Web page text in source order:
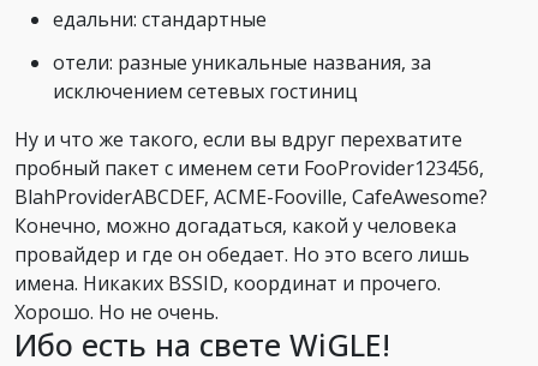
едальни: стандартные
отели: разные уникальные названия, за
исключением сетевых гостиниц
Ну и что же такого, если вы вдруг перехватите
пробный пакет с именем сети FooProvider123456,
BlahProviderABCDEF, ACME-Fooville, CafeAwesome?
Конечно, можно догадаться, какой у человека
провайдер и где он обедает. Но это всего лишь
имена. Никаких BSSID, координат и прочего.
Хорошо. Но не очень.
Ибо есть на свете WiGLE!